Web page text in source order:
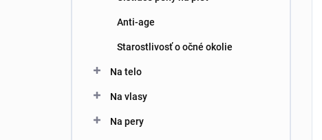
Anti-age
Starostlivosť o očné okolie
Na telo
Na vlasy
Na pery